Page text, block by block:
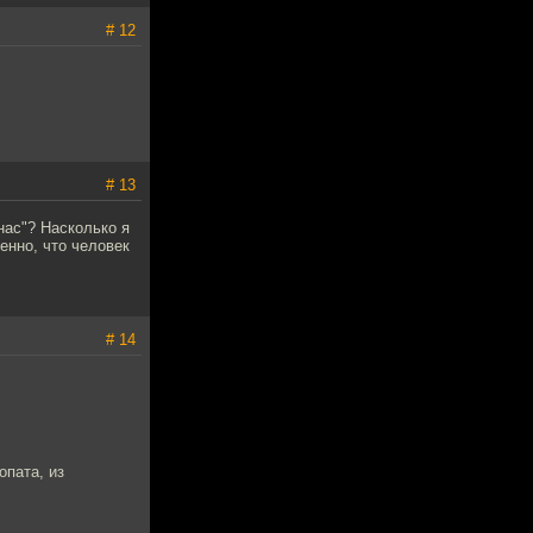
# 12
# 13
Насколько я
что человек
# 14
из